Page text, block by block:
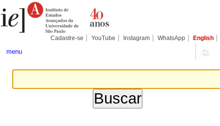
para
conteúdo.
Pessoais
Cadastre-se YouTube Instagram WhatsApp English
menu